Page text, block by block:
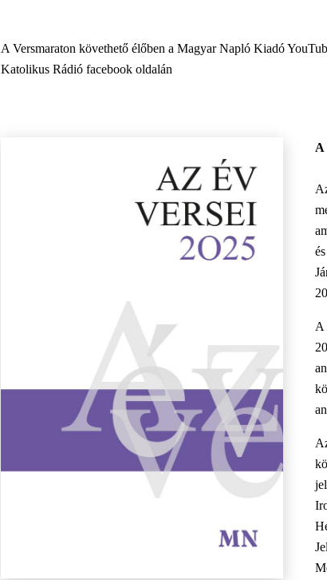
A Versmaraton követhető élőben a Magyar Napló Kiadó
Katolikus Rádió facebook oldalán
A
A